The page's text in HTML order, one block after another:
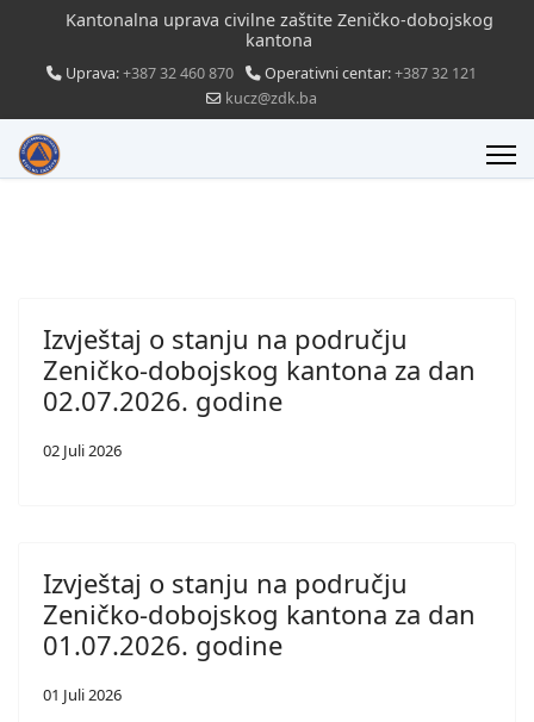
Kantonalna uprava civilne zaštite Zeničko-dobojskog
kantona
Uprava:+387 32 460 870 Operativni centar:+387 32 121
kucz@zdk.ba
Izvještaj o stanju na području
Zeničko-dobojskog kantona za dan
02.07.2026. godine
02 Juli 2026
Izvještaj o stanju na području
Zeničko-dobojskog kantona za dan
01.07.2026. godine
01 Juli 2026